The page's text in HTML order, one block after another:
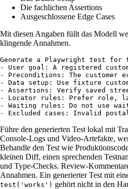
Die fachlichen Assertions
Ausgeschlossene Edge Cases
Mit diesen Angaben füllt das Modell
klingende Annahmen.
Generate a Playwright test for
- User goal: A registered
- Preconditions: The customer
- Data setup: Use fixture
- Assertions: Verify saved
- Locator rules: Prefer role,
- Waiting rules: Do not use
- Excluded cases: Invalid
Führe den generierten Test lokal mit
Console-Logs und Video-Artefakte,
Behandle den Test wie
kleinen Diff, einen sprechenden
und Type-Checks. Review-
Annahmen. Ein generierter Test mit
test('works') gehört nicht in den